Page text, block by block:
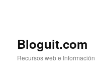
Bloguit.com
Recursos web e Información